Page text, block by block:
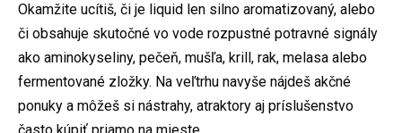
Okamžite ucítiš, či je liquid len silno aromatizovaný, alebo
či obsahuje skutočné vo vode rozpustné potravné signály
ako aminokyseliny, pečeň, mušľa, krill, rak, melasa alebo
fermentované zložky. Na veľtrhu navyše nájdeš akčné
ponuky a môžeš si nástrahy, atraktory aj príslušenstvo